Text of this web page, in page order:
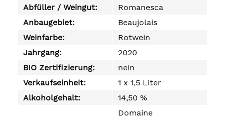
Abfüller / Weingut:
Romanesca
Anbaugebiet:
Beaujolais
Weinfarbe:
Rotwein
Jahrgang:
2020
BIO Zertifizierung:
nein
Verkaufseinheit:
1 x 1,5 Liter
Alkoholgehalt:
14,50 %
Domaine